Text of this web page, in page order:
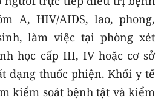
A, HIV/AIDS, lao, phong,
làm việc tại phòng xét
học cấp III, IV hoặc cơ sở
dạng thuốc phiện. Khối y tế
kiểm soát bệnh tật và kiểm